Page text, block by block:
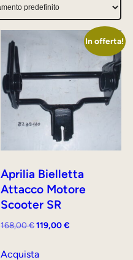
In offerta!
Aprilia Bielletta
Attacco Motore
Scooter SR
168,00€Il
originale
119,00€
Acquista